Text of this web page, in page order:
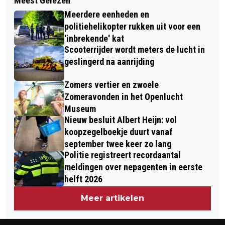
WINTERWONDER VOGELTUIN
RAMMELAAR RIK ZOEKT EEN BAASJE
Meerdere eenheden en
politiehelikopter rukken uit voor een
'inbrekende' kat
Scooterrijder wordt meters de lucht in
geslingerd na aanrijding
Zomers vertier en zwoele
Zomeravonden in het Openlucht
Museum
Nieuw besluit Albert Heijn: vol
koopzegelboekje duurt vanaf
september twee keer zo lang
Politie registreert recordaantal
meldingen over nepagenten in eerste
helft 2026
Meer artikelen